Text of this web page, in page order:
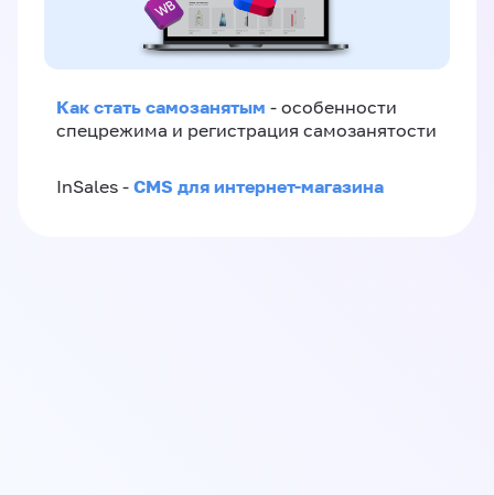
Как стать самозанятым - особенности
спецрежима и регистрация самозанятости
InSales - CMS для интернет-магазина